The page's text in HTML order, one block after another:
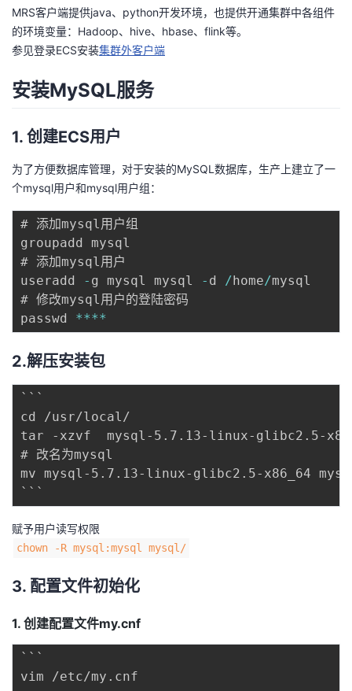
动
关
注
的
开
发
者
学
堂
我
的
课
程
我
的
认
证
我
的
实
验
我
的
收
藏
我
的
Programs
我
的
支
持
我
的
技
术
支
持
我
的
云
声
建
议
MRS客户端提供java、python开发环境，也提供开通集群中各组件
的环境变量：Hadoop、hive、hbase、flink等。
参见登录ECS安装集群外客户端
安装MySQL服务
1. 创建ECS用户
为了方便数据库管理，对于安装的MySQL数据库，生产上建立了一
个mysql用户和mysql用户组：
# 添加mysql用户组
groupadd mysql
# 添加mysql用户
useradd
- g mysql mysql - d /home/mysql
# 修改mysql用户的登陆密码
passwd ****
2.解压安装包
```
cd /usr/local/
tar -xzvf  mysql-5.7.13-linux-glibc2.5-
# 改名为mysql
mv mysql-5.7.13-linux-glibc2.5-x86_64
赋予用户读写权限
chown -R mysql:mysql mysql/
3. 配置文件初始化
1. 创建配置文件my.cnf
```
vim /etc/my.cnf